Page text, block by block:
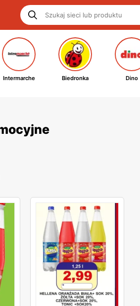
Intermarche Biedronka Dino